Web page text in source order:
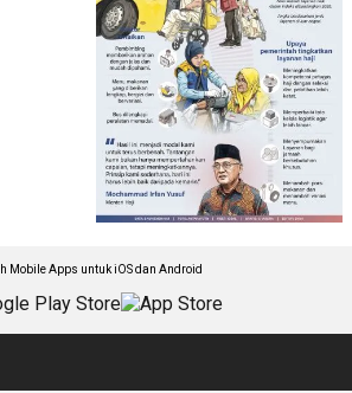
Mobile Apps untuk iOS dan Android